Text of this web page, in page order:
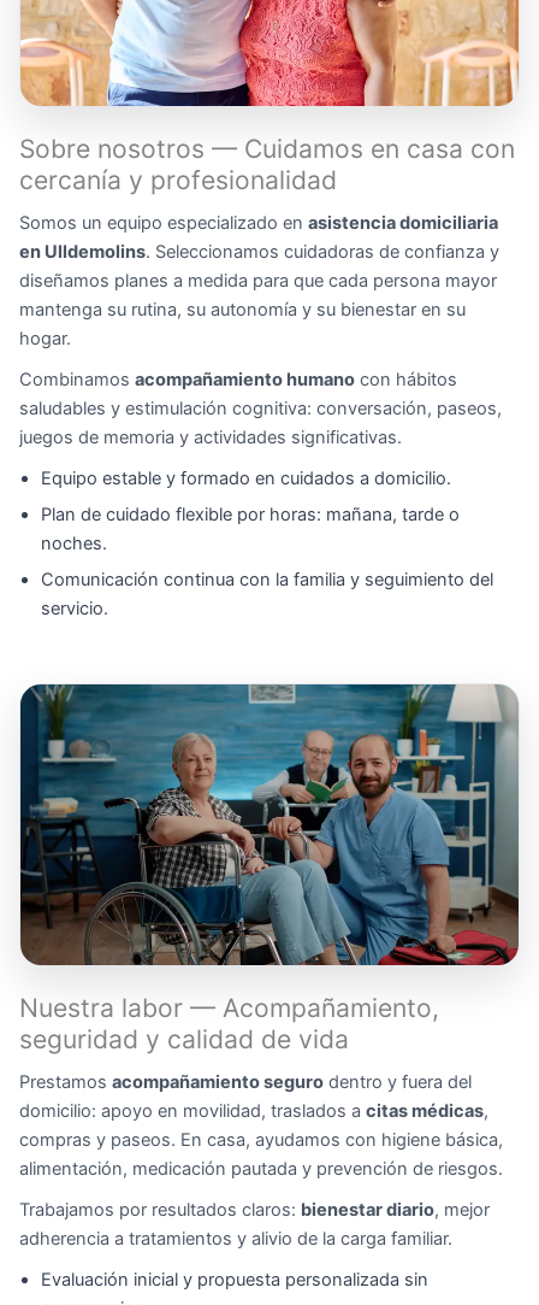
Sobre nosotros — Cuidamos en casa con
cercanía y profesionalidad
Somos un equipo especializado en asistencia domiciliaria
en Ulldemolins. Seleccionamos cuidadoras de confianza y
diseñamos planes a medida para que cada persona mayor
mantenga su rutina, su autonomía y su bienestar en su
hogar.
Combinamos acompañamiento humano con hábitos
saludables y estimulación cognitiva: conversación, paseos,
juegos de memoria y actividades significativas.
Equipo estable y formado en cuidados a domicilio.
Plan de cuidado flexible por horas: mañana, tarde o
noches.
Comunicación continua con la familia y seguimiento del
servicio.
Nuestra labor — Acompañamiento,
seguridad y calidad de vida
Prestamos acompañamiento seguro dentro y fuera del
domicilio: apoyo en movilidad, traslados a citas médicas,
compras y paseos. En casa, ayudamos con higiene básica,
alimentación, medicación pautada y prevención de riesgos.
Trabajamos por resultados claros: bienestar diario, mejor
adherencia a tratamientos y alivio de la carga familiar.
Evaluación inicial y propuesta personalizada sin